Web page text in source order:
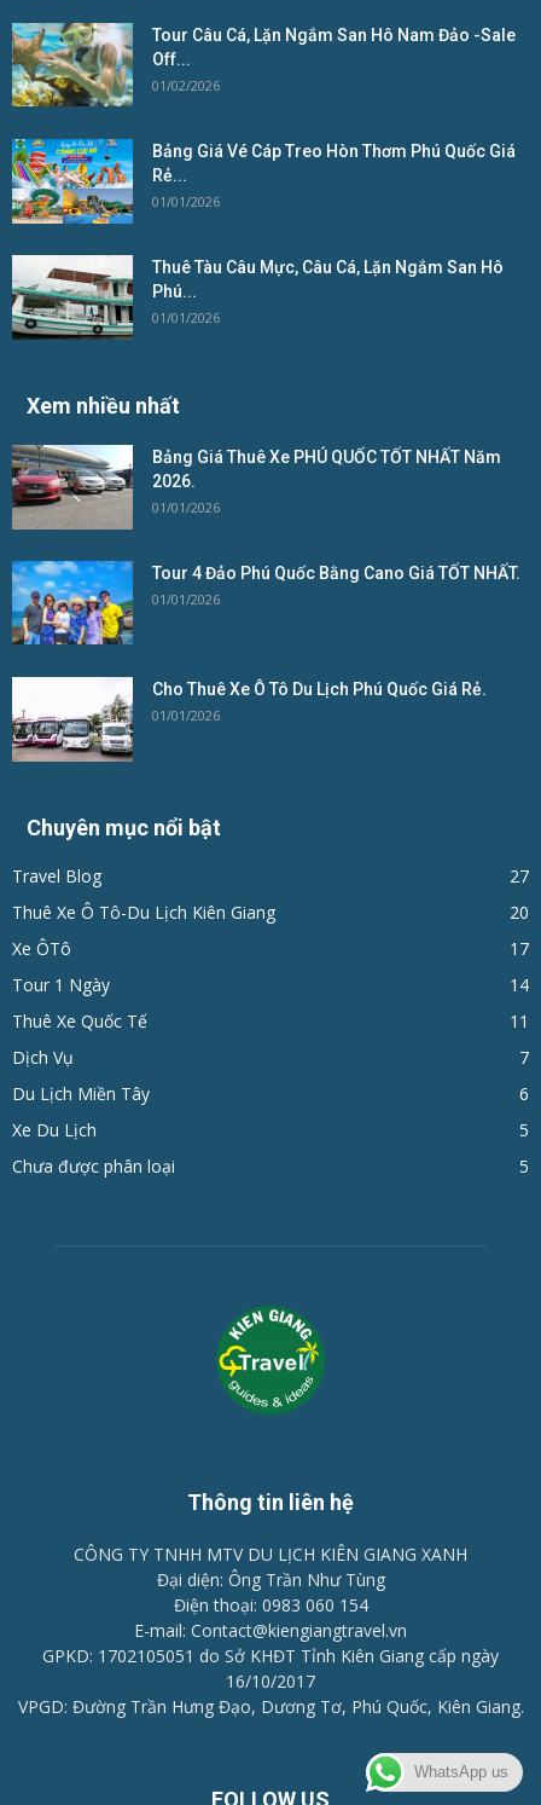
Tour Câu Cá, Lặn Ngắm San Hô Nam Đảo -Sale
Off...
01/02/2026
Bảng Giá Vé Cáp Treo Hòn Thơm Phú Quốc Giá
Rẻ...
01/01/2026
Thuê Tàu Câu Mực, Câu Cá, Lặn Ngắm San Hô
Phú...
01/01/2026
Xem nhiều nhất
Bảng Giá Thuê Xe PHÚ QUỐC TỐT NHẤT Năm
2026.
01/01/2026
Tour 4 Đảo Phú Quốc Bằng Cano Giá TỐT NHẤT.
01/01/2026
Cho Thuê Xe Ô Tô Du Lịch Phú Quốc Giá Rẻ.
01/01/2026
Chuyên mục nổi bật
Travel Blog
27
Thuê Xe Ô Tô-Du Lịch Kiên Giang
20
Xe ÔTô
17
Tour 1 Ngày
14
Thuê Xe Quốc Tế
11
Dịch Vụ
7
Du Lịch Miền Tây
6
Xe Du Lịch
5
Chưa được phân loại
5
Thông tin liên hệ
CÔNG TY TNHH MTV DU LỊCH KIÊN GIANG XANH
Đại diện: Ông Trần Như Tùng
Điện thoại: 0983 060 154
E-mail: Contact@kiengiangtravel.vn
GPKD: 1702105051 do Sở KHĐT Tỉnh Kiên Giang cấp ngày
16/10/2017
VPGD: Đường Trần Hưng Đạo, Dương Tơ, Phú Quốc, Kiên Giang.
FOLLOW US
WhatsApp us